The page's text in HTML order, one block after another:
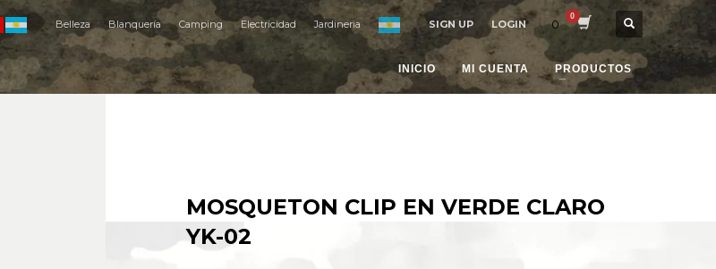
Belleza Blanquería Camping Electricidad Jardineria SIGN UP LOGIN 0
INICIO MI CUENTA PRODUCTOS
MOSQUETON CLIP EN VERDE CLARO
YK-02